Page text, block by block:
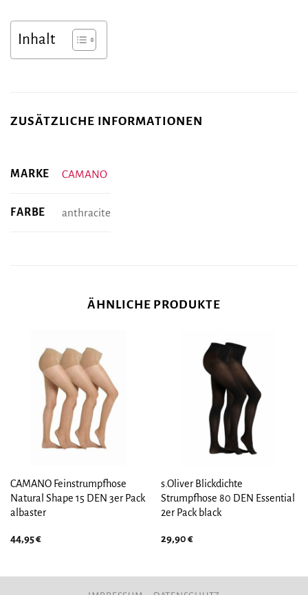
Inhalt
ZUSÄTZLICHE INFORMATIONEN
MARKE CAMANO
FARBE anthracite
ÄHNLICHE PRODUKTE
CAMANO Feinstrumpfhose
Natural Shape 15 DEN 3er Pack
albaster
44,95€
s.Oliver Blickdichte
Strumpfhose 80 DEN Essential
2er Pack black
29,90€